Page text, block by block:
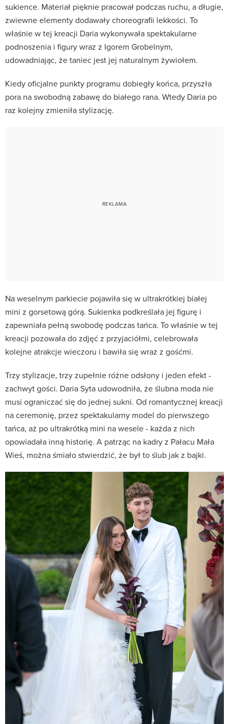
sukience. Materiał pięknie pracował podczas ruchu, a długie,
zwiewne elementy dodawały choreografii lekkości. To
właśnie w tej kreacji Daria wykonywała spektakularne
podnoszenia i figury wraz z Igorem Grobelnym,
udowadniając, że taniec jest jej naturalnym żywiołem.
Kiedy oficjalne punkty programu dobiegły końca, przyszła
pora na swobodną zabawę do białego rana. Wtedy Daria po
raz kolejny zmieniła stylizację.
Na weselnym parkiecie pojawiła się w ultrakrótkiej białej
mini z gorsetową górą. Sukienka podkreślała jej figurę i
zapewniała pełną swobodę podczas tańca. To właśnie w tej
kreacji pozowała do zdjęć z przyjaciółmi, celebrowała
kolejne atrakcje wieczoru i bawiła się wraz z gośćmi.
Trzy stylizacje, trzy zupełnie różne odsłony i jeden efekt -
zachwyt gości. Daria Syta udowodniła, że ślubna moda nie
musi ograniczać się do jednej sukni. Od romantycznej kreacji
na ceremonię, przez spektakularny model do pierwszego
tańca, aż po ultrakrótką mini na wesele - każda z nich
opowiadała inną historię. A patrząc na kadry z Pałacu Mała
Wieś, można śmiało stwierdzić, że był to ślub jak z bajki.